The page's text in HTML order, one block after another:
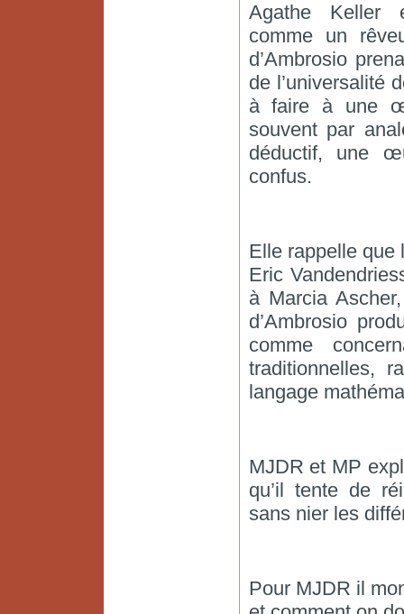
Agathe Keller
comme un
d’Ambrosio
de l’universalité
à faire à une
souvent par
déductif, une
confus.
Elle rappelle que
Eric
à Marcia
d’Ambrosio
comme
traditionnelles,
langage
MJDR et MP
qu’il tente de
sans nier les
Pour MJDR il